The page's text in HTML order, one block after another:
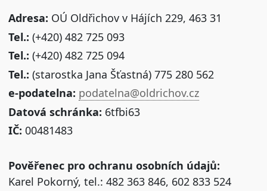
Adresa: OÚ Oldřichov v Hájích 229, 463 31
Tel.: (+420) 482 725 093
Tel.: (+420) 482 725 094
Tel.: (starostka Jana Šťastná) 775 280 562
e-podatelna: podatelna@oldrichov.cz
Datová schránka: 6tfbi63
IČ: 00481483
Pověřenec pro ochranu osobních údajů:
Karel Pokorný, tel.: 482 363 846, 602 833 524